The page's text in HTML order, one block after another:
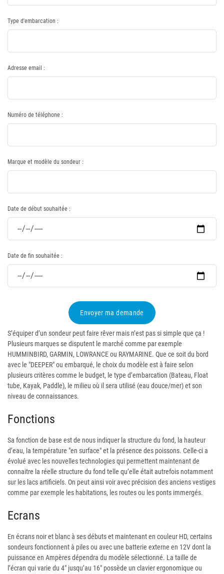
Type d'embarcation :
Adresse email :
Numéro de téléphone :
Marque et modèle du sondeur :
Date de début souhaitée :
Date de fin souhaitée :
Envoyer ma demande
S’équiper d’un sondeur peut faire rêver mais n’est pas si simple que ça !
Plusieurs marques se disputent le marché comme par exemple
HUMMINBIRD, GARMIN, LOWRANCE ou RAYMARINE. Que ce soit du bord
avec le "DEEPER" ou embarqué, le choix du modèle est à faire selon
plusieurs critères comme le budget, le type d’embarcation (Bateau, Float
tube, Kayak, Paddle), le milieu où il sera utilisé (eau douce/mer) et son
niveau de connaissances.
Fonctions
Sa fonction de base est de nous indiquer la structure du fond, la hauteur
d’eau, la température "en surface" et la présence des poissons. Celle-ci a
évolué avec les nouvelles technologies qui permettent maintenant de
connaitre la réelle structure du fond telle qu’elle était autrefois notamment
sur les lacs artificiels. On peut ainsi voir avec précision des anciens vestiges
comme par exemple les habitations, les routes ou les ponts immergés.
Ecrans
En écrans noir et blanc à ses débuts et maintenant en couleur HD, certains
sondeurs fonctionnent à piles ou avec une batterie externe en 12V dont la
puissance en Ampères dépendra du modèle sélectionné. La taille de
l’écran qui varie du 4" jusqu’au 16" possède un clavier ergonomique ou